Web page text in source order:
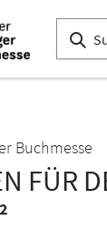
Buchmesse
FÜR